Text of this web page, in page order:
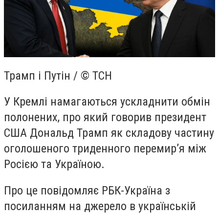
Трамп і Путін / © ТСН
У Кремлі намагаються ускладнити обмін
полонених, про який говорив президент
США Дональд Трамп як складову частину
оголошеного триденного перемир’я між
Росією та Україною.
Про це повідомляє РБК-Україна з
посиланням на джерело в українській